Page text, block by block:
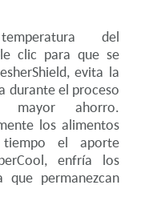
del
clic para que se
evita la
durante el proceso
mayor ahorro.
los alimentos
el aporte
enfría los
que permanezcan